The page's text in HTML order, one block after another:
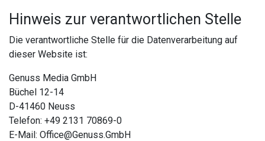
Hinweis zur verantwortlichen Stelle
Die verantwortliche Stelle für die Datenverarbeitung auf
dieser Website ist:
Genuss Media GmbH
Büchel 12-14
D-41460 Neuss
Telefon: +49 2131 70869-0
E-Mail: Office@Genuss.GmbH